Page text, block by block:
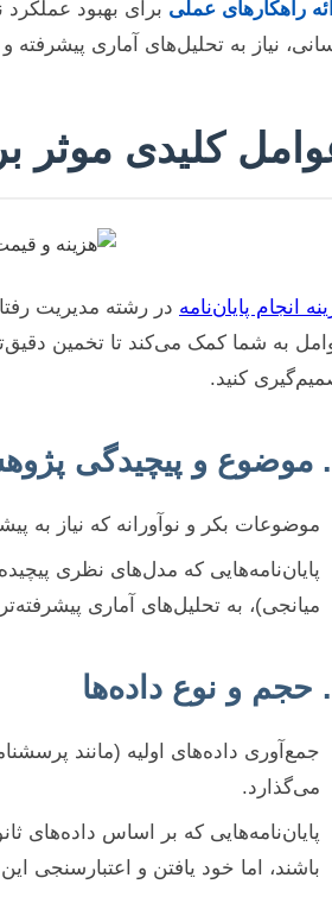
راهکارهای عملی برای بهبود
نیاز به تحلیل‌های آماری
کلیدی موثر بر
انجام پایان‌نامه در رشته مدیریت
به شما کمک می‌کند تا تخمین
کنید.
موضوعات بکر و نوآورانه که نیاز به
پایان‌نامه‌هایی که مدل‌های نظری
میانجی)، به تحلیل‌های آماری
جمع‌آوری داده‌های اولیه (مانند
می‌گذارد.
پایان‌نامه‌هایی که بر اساس داده‌های
باشند، اما خود یافتن و اعتبارسنجی